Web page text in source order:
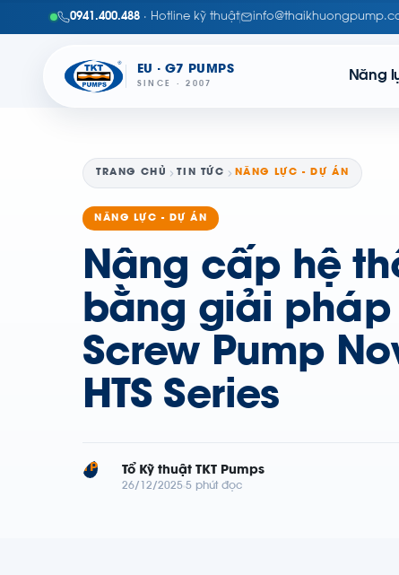
0941.400.488 · Hotline kỹ thuật
EU · G7 PUMPS
SINCE · 2007
Năng
TRANG CHỦ TIN TỨC NĂNG LỰC - DỰ ÁN
NĂNG LỰC - DỰ ÁN
Nâng cấp hệ
bằng giải pháp
Screw Pump
HTS Series
TP Tổ Kỹ thuật TKT Pumps
26/12/2025 5 phút đọc